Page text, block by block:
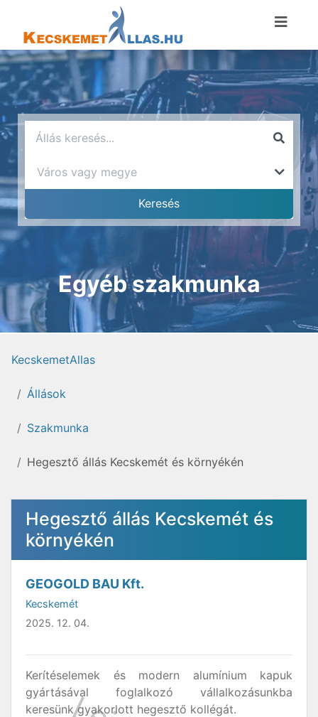
Egyéb szakmunka
KecskemetAllas
Állások
Szakmunka
Hegesztő állás Kecskemét és környékén
Hegesztő állás Kecskemét és
környékén
GEOGOLD BAU Kft.
Kecskemét
2025. 12. 04.
Kerítéselemek és modern alumínium kapuk
gyártásával foglalkozó vállalkozásunkba
keresünk gyakorlott hegesztő kollégát.